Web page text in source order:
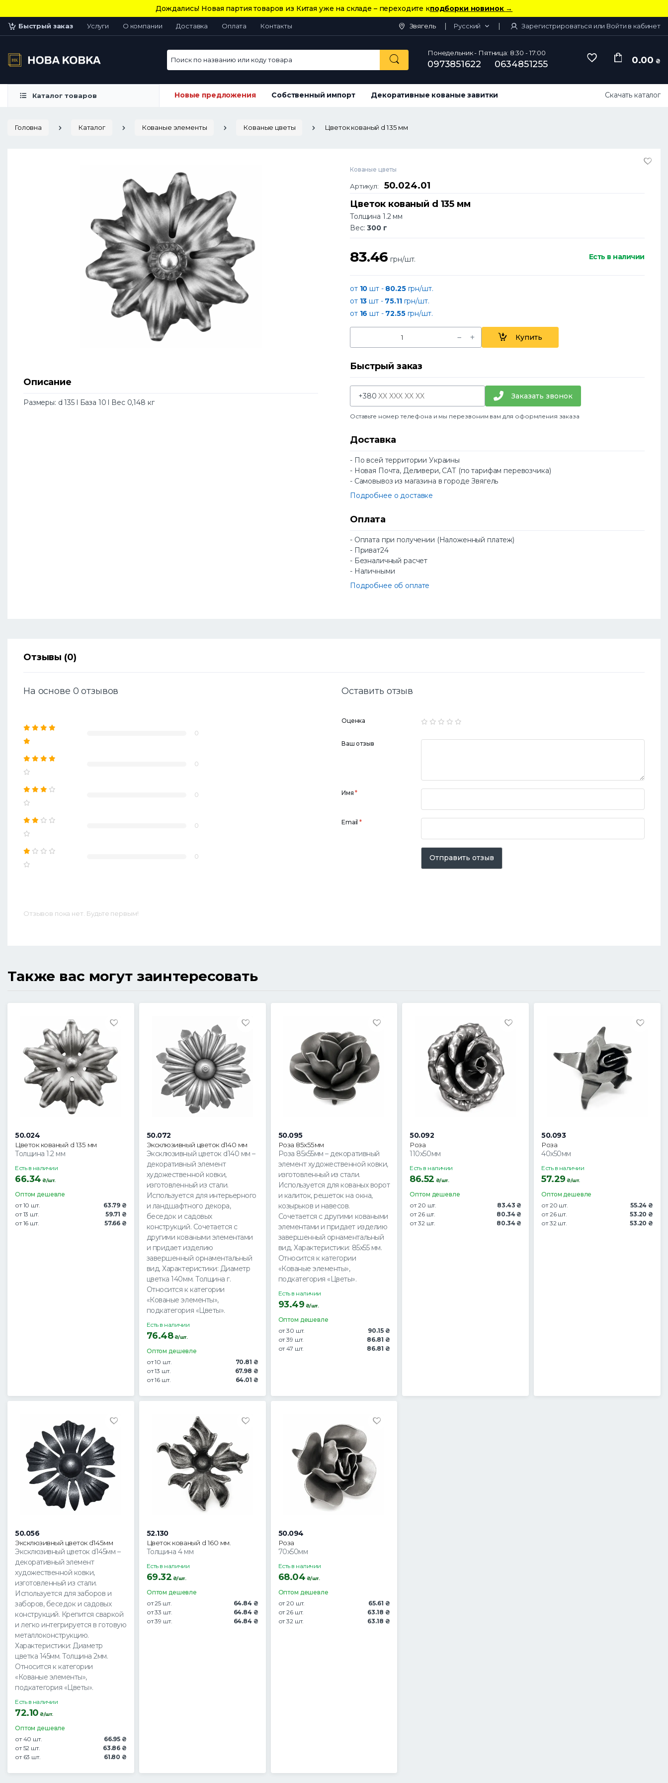
Дождались! Новая партия товаров из Китая уже на складе – переходите кподборки новинок →
Быстрый заказ Услуги О компании Доставка Оплата Контакты Звягель Русский Зарегистрироваться или Войти в кабинет
Поиск по названию или коду товара Понедельник - Пятница: 8:30 - 17:00
0973851622 0634851255 0.00 ₴
Каталог товаров Новые предложения Собственный импорт Декоративные кованые завитки Скачать каталог
Головна Каталог Кованые элементы Кованые цветы Цветок кованый d 135 мм
Описание
Размеры: d 135 l База 10 l Вес 0,148 кг
Кованые цветы
Артикул:
50.024.01
Цветок кованый d 135 мм
Толщина 1.2 мм
Вес:300 г
83.46 грн/шт. Есть в наличии
от 10 шт - 80.25грн/шт.
от 13 шт - 75.11грн/шт.
от 16 шт - 72.55грн/шт.
Купить
Быстрый заказ
+380 Заказать звонок
Оставьте номер телефона и мы перезвоним вам для оформления заказа
Доставка
- По всей территории Украины
- Новая Почта, Деливери, САТ (по тарифам перевозчика)
- Самовывоз из магазина в городе Звягель
Подробнее о доставке
Оплата
- Оплата при получении (Наложенный платеж)
- Приват24
- Безналичный расчет
- Наличными
Подробнее об оплате
Отзывы (0)
На основе 0 отзывов
0
0
0
0
0
Оставить отзыв
Оценка
Ваш отзыв
Имя*
Email*
Отправить отзыв
Отзывов пока нет. Будьте первым!
Также вас могут заинтересовать
50.024
Цветок кованый d 135 мм
Толщина 1.2 мм
Есть в наличии
66.34 ₴/шт.
Оптом дешевле
от 10 шт.
63.79 ₴
от 13 шт.
59.71 ₴
от 16 шт.
57.66 ₴
50.072
Эксклюзивный цветок d140 мм
Эксклюзивный цветок d140 мм –
декоративный элемент
художественной ковки,
изготовленный из стали.
Используется для интерьерного
и ландшафтного декора,
беседок и садовых
конструкций. Сочетается с
другими коваными элементами
и придает изделию
завершенный орнаментальный
вид. Характеристики: Диаметр
цветка 140мм. Толщина г.
Относится к категории
«Кованые элементы»,
подкатегория «Цветы».
Есть в наличии
76.48₴/шт.
Оптом дешевле
от 10 шт.
70.81 ₴
от 13 шт.
67.98 ₴
от 16 шт.
64.01 ₴
50.095
Роза 85х55мм
Роза 85х55мм – декоративный
элемент художественной ковки,
изготовленный из стали.
Используется для кованых ворот
и калиток, решеток на окна,
козырьков и навесов.
Сочетается с другими коваными
элементами и придает изделию
завершенный орнаментальный
вид. Характеристики: 85х55 мм.
Относится к категории
«Кованые элементы»,
подкатегория «Цветы».
Есть в наличии
93.49 ₴/шт.
Оптом дешевле
от 30 шт.
90.15 ₴
от 39 шт.
86.81 ₴
от 47 шт.
86.81 ₴
50.092
Роза
110х50мм
Есть в наличии
86.52 ₴/шт.
Оптом дешевле
от 20 шт.
83.43 ₴
от 26 шт.
80.34 ₴
от 32 шт.
80.34 ₴
50.093
Роза
40x50мм
Есть в наличии
57.29 ₴/шт.
Оптом дешевле
от 20 шт.
55.24 ₴
от 26 шт.
53.20 ₴
от 32 шт.
53.20 ₴
50.056
Эксклюзивный цветок d145мм
Эксклюзивный цветок d145мм –
декоративный элемент
художественной ковки,
изготовленный из стали.
Используется для заборов и
заборов, беседок и садовых
конструкций. Крепится сваркой
и легко интегрируется в готовую
металлоконструкцию.
Характеристики: Диаметр
цветка 145мм. Толщина 2мм.
Относится к категории
«Кованые элементы»,
подкатегория «Цветы».
Есть в наличии
72.10 ₴/шт.
Оптом дешевле
от 40 шт.
66.95 ₴
от 52 шт.
63.86 ₴
от 63 шт.
61.80 ₴
52.130
Цветок кованый d 160 мм.
Толщина 4 мм
Есть в наличии
69.32 ₴/шт.
Оптом дешевле
от 25 шт.
64.84 ₴
от 33 шт.
64.84 ₴
от 39 шт.
64.84 ₴
50.094
Роза
70x50мм
Есть в наличии
68.04 ₴/шт.
Оптом дешевле
от 20 шт.
65.61 ₴
от 26 шт.
63.18 ₴
от 32 шт.
63.18 ₴